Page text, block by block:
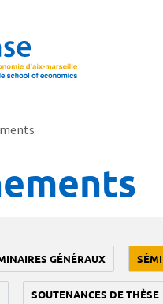
GÉNÉRAUX
SOUTENANCES DE THÈSE